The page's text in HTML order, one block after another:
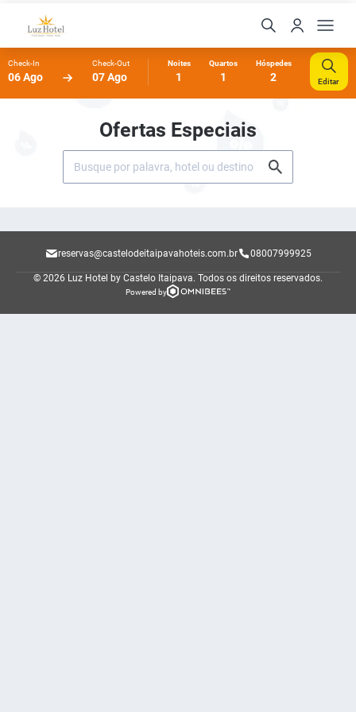
Check-In
06 Ago
Check-Out
07 Ago
Noites
1
Quartos
1
Hóspedes
2 Editar
Ofertas Especiais
reservas@castelodeitaipavahoteis.com.br 08007999925
© 2026 Luz Hotel by Castelo Itaipava. Todos os direitos reservados.
Powered by